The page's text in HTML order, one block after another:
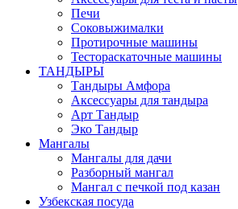
Печи
Соковыжималки
Протирочные машины
Тестораскаточные машины
ТАНДЫРЫ
Тандыры Амфора
Аксессуары для тандыра
Арт Тандыр
Эко Тандыр
Мангалы
Мангалы для дачи
Разборный мангал
Мангал с печкой под казан
Узбекская посуда